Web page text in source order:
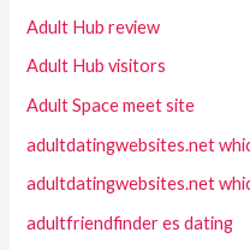
Adult Hub review
Adult Hub visitors
Adult Space meet site
adultdatingwebsites.net
adultdatingwebsites.net
adultfriendfinder es dating